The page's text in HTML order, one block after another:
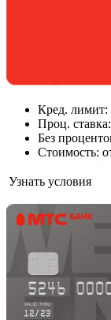
Кред. лимит:
Проц.
Без
Стоимость:
Узнать условия